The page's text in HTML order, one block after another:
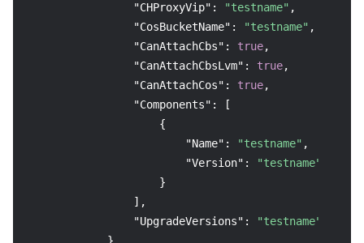
"CHProxyVip" : "testname" ,
"CosBucketName" : "testname" ,
"CanAttachCbs" : true,
"CanAttachCbsLvm" : true,
"CanAttachCos" : true,
"Components" :
[
{
"Name" : "testname" ,
"Version" :
"testname"
}
] ,
"UpgradeVersions" :
"testname"